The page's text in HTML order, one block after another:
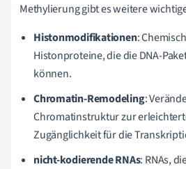
Methylierung gibt es weitere
Histonmodifikationen:
Histonproteine, die die DNA-
können.
Chromatin-Remodeling:
Chromatinstruktur zur
Zugänglichkeit für die
nicht-kodierende RNAs: RNAs,